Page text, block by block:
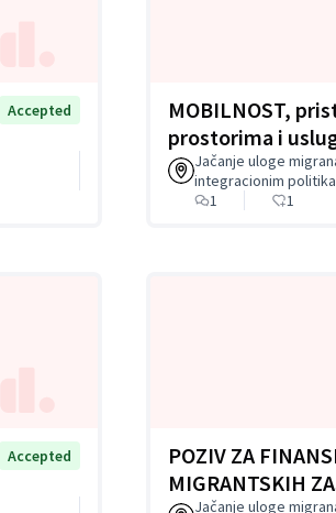
Accepted
MOBILNOST,
prostorima i
Jačanje uloge
integracionim
1
1
Accepted
POZIV ZA
MIGRANTSKIH
Jačanje uloge